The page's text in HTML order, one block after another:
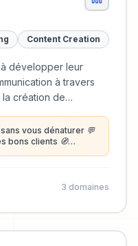
Content Creation
développer leur
à travers
création de
vous dénaturer 💬
bons clients 🧭
3 domaines